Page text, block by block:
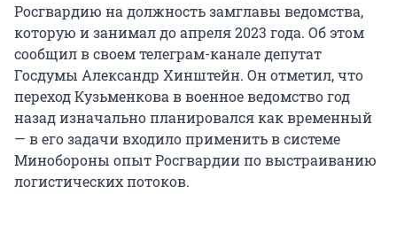
Росгвардию на должность замглавы ведомства,
которую и занимал до апреля 2023 года. Об этом
сообщил в своем телеграм-канале депутат
Госдумы Александр Хинштейн. Он отметил, что
переход Кузьменкова в военное ведомство год
назад изначально планировался как временный
— в его задачи входило применить в системе
Минобороны опыт Росгвардии по выстраиванию
логистических потоков.